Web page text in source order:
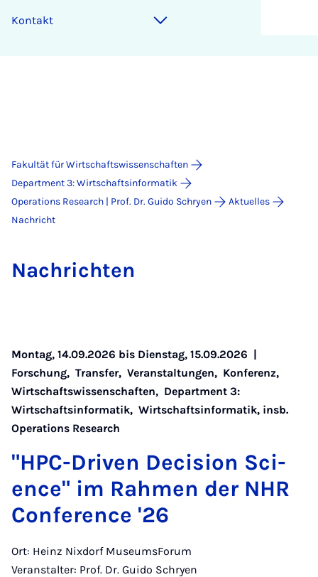
Kontakt
Fakultät für Wirtschaftswissenschaften
Department 3: Wirtschaftsinformatik
Operations Research | Prof. Dr. Guido Schryen
Aktuelles
Nachricht
Nach­rich­ten
Montag, 14.09.2026 bis Dienstag, 15.09.2026 |
Forschung, Transfer, Veranstaltungen, Konferenz,
Wirtschaftswissenschaften, Department 3:
Wirtschaftsinformatik, Wirtschaftsinformatik, insb.
Operations Research
"HPC-Dri­ven De­ci­si­on Sci­
ence" im Rah­men der NHR
Con­fe­rence '26
Ort: Heinz Nixdorf MuseumsForum
Veranstalter: Prof. Dr. Guido Schryen